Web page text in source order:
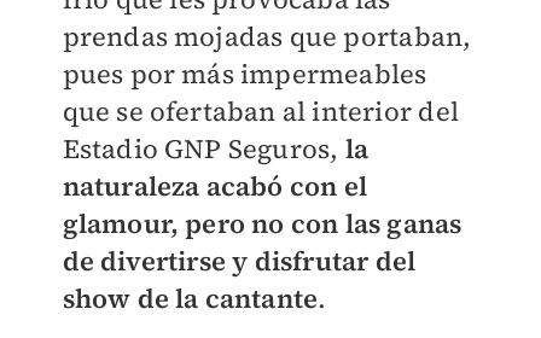
prendas mojadas que portaban,
pues por más impermeables
que se ofertaban al interior del
Estadio GNP Seguros, la
naturaleza acabó con el
glamour, pero no con las ganas
de divertirse y disfrutar del
show de la cantante.